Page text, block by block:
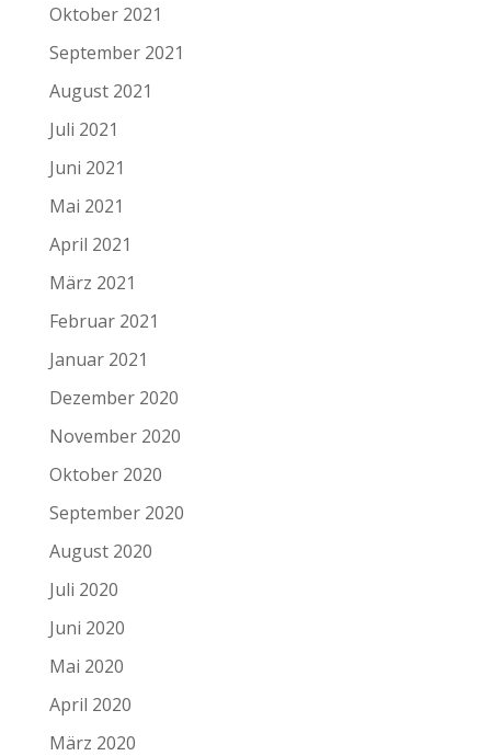
Oktober 2021
September 2021
August 2021
Juli 2021
Juni 2021
Mai 2021
April 2021
März 2021
Februar 2021
Januar 2021
Dezember 2020
November 2020
Oktober 2020
September 2020
August 2020
Juli 2020
Juni 2020
Mai 2020
April 2020
März 2020